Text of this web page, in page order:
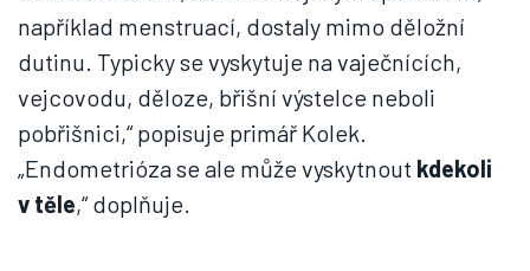
například menstruací, dostaly mimo děložní
dutinu. Typicky se vyskytuje na vaječnících,
vejcovodu, děloze, břišní výstelce neboli
pobřišnici,“ popisuje primář Kolek.
„Endometrióza se ale může vyskytnout kdekoli
v těle,“ doplňuje.